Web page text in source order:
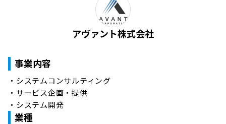
アヴァント株式会社
事業内容
・システムコンサルティング
・サービス企画・提供
・システム開発
業種